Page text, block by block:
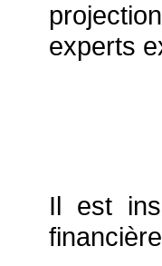
experts
Il est